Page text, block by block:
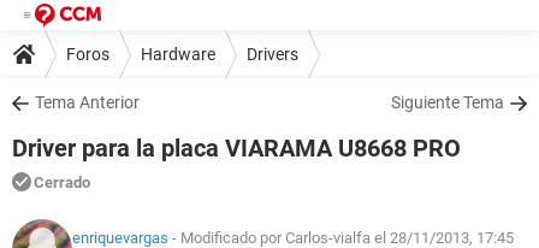
Foros Hardware Drivers
Tema Anterior Siguiente Tema
Driver para la placa VIARAMA U8668 PRO
Cerrado
enriquevargas - Modificado por Carlos-vialfa el 28/11/2013, 17:45